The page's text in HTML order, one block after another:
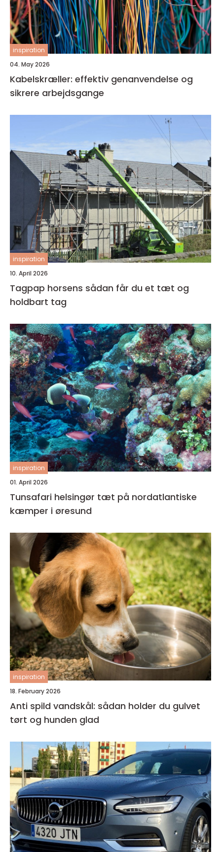
inspiration
04. May 2026
Kabelskræller: effektiv genanvendelse og
sikrere arbejdsgange
inspiration
10. April 2026
Tagpap horsens sådan får du et tæt og
holdbart tag
inspiration
01. April 2026
Tunsafari helsingør tæt på nordatlantiske
kæmper i øresund
inspiration
18. February 2026
Anti spild vandskål: sådan holder du gulvet
tørt og hunden glad